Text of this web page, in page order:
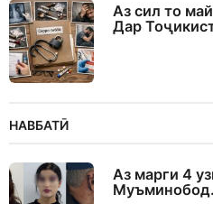
Аз сил то
Дар
НАВБАТӢ
Аз марги 4